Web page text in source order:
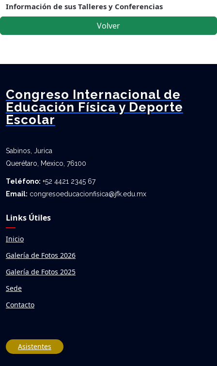
Información de sus Talleres y Conferencias
Volver
Congreso Internacional de
Educación Física y Deporte
Escolar
Sabinos, Jurica
Querétaro, Mexico, 76100
Teléfono: +52 4421 2345 67
Email: congresoeducacionfisica@jfk.edu.mx
Links Útiles
Inicio
Galería de Fotos 2026
Galería de Fotos 2025
Sede
Contacto
Asistentes